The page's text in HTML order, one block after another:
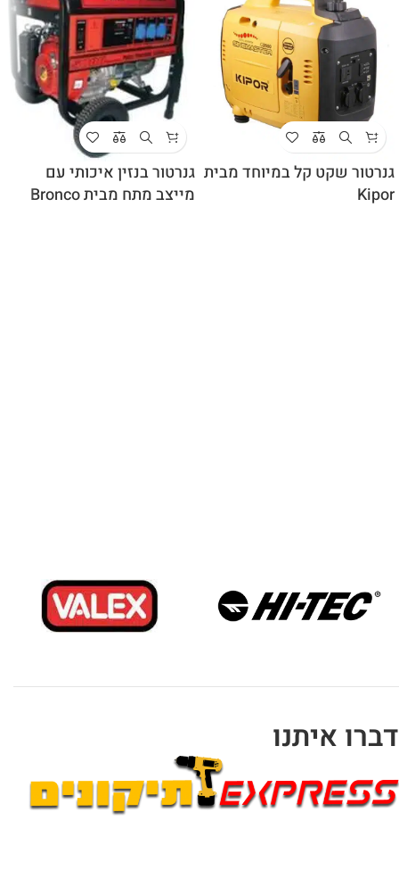
גנרטור שקט קל במיוחד מבית
Kipor
גנרטור בנזין איכותי עם
מייצב מתח מבית Bronco
דברו איתנו